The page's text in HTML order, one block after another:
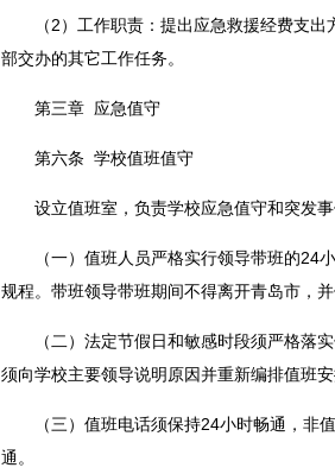
（2）工作职责：提出应急救援经费支
部交办的其它工作任务。
第三章 应急值守
第六条 学校值班值守
设立值班室，负责学校应急值守和突发事
（一）值班人员严格实行领导带班的24
规程。带班领导带班期间不得离开青岛市，并
（二）法定节假日和敏感时段须严格落
须向学校主要领导说明原因并重新编排值班安
（三）值班电话须保持24小时畅通，非
通。